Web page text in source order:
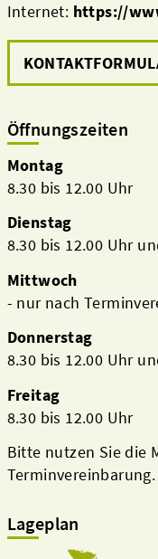
Internet: https://
Öffnungszeiten
Montag
8.30 bis 12.00 Uhr
Dienstag
8.30 bis 12.00 Uhr
Mittwoch
- nur nach
Donnerstag
8.30 bis 12.00 Uhr
Freitag
8.30 bis 12.00 Uhr
Bitte nutzen Sie die
Terminvereinbarung.
Lageplan